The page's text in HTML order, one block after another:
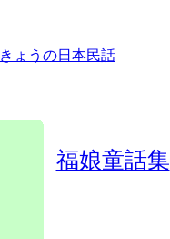
きょうの日本民話
福娘童話集